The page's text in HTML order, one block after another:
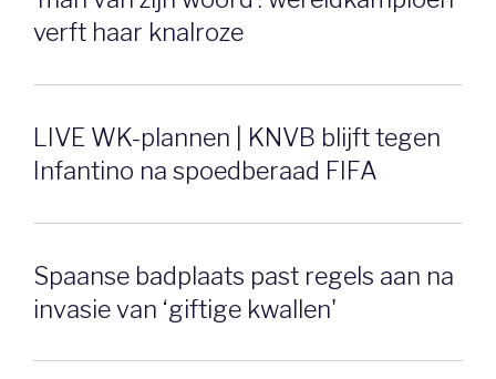
verft haar knalroze
LIVE WK-plannen | KNVB blijft tegen
Infantino na spoedberaad FIFA
Spaanse badplaats past regels aan na
invasie van ‘giftige kwallen'